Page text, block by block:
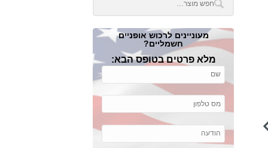
מעוניינים לרכוש אופניים
חשמליים?
מלא פרטים בטופס הבא: